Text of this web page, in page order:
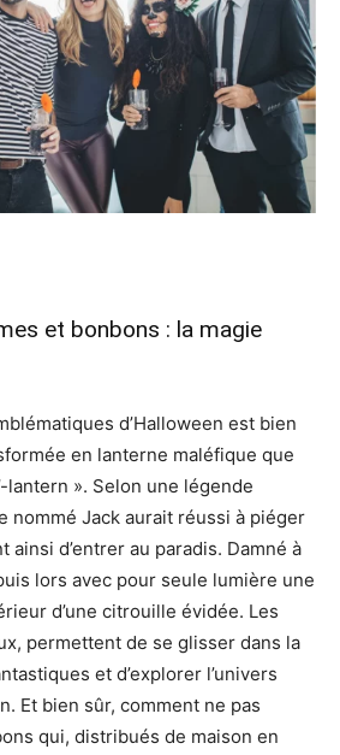
et bonbons : la magie
d’Halloween est bien
en lanterne maléfique que
lantern ». Selon une légende
nommé Jack aurait réussi à piéger
ainsi d’entrer au paradis. Damné à
lors avec pour seule lumière une
d’une citrouille évidée. Les
permettent de se glisser dans la
et d’explorer l’univers
Et bien sûr, comment ne pas
qui, distribués de maison en